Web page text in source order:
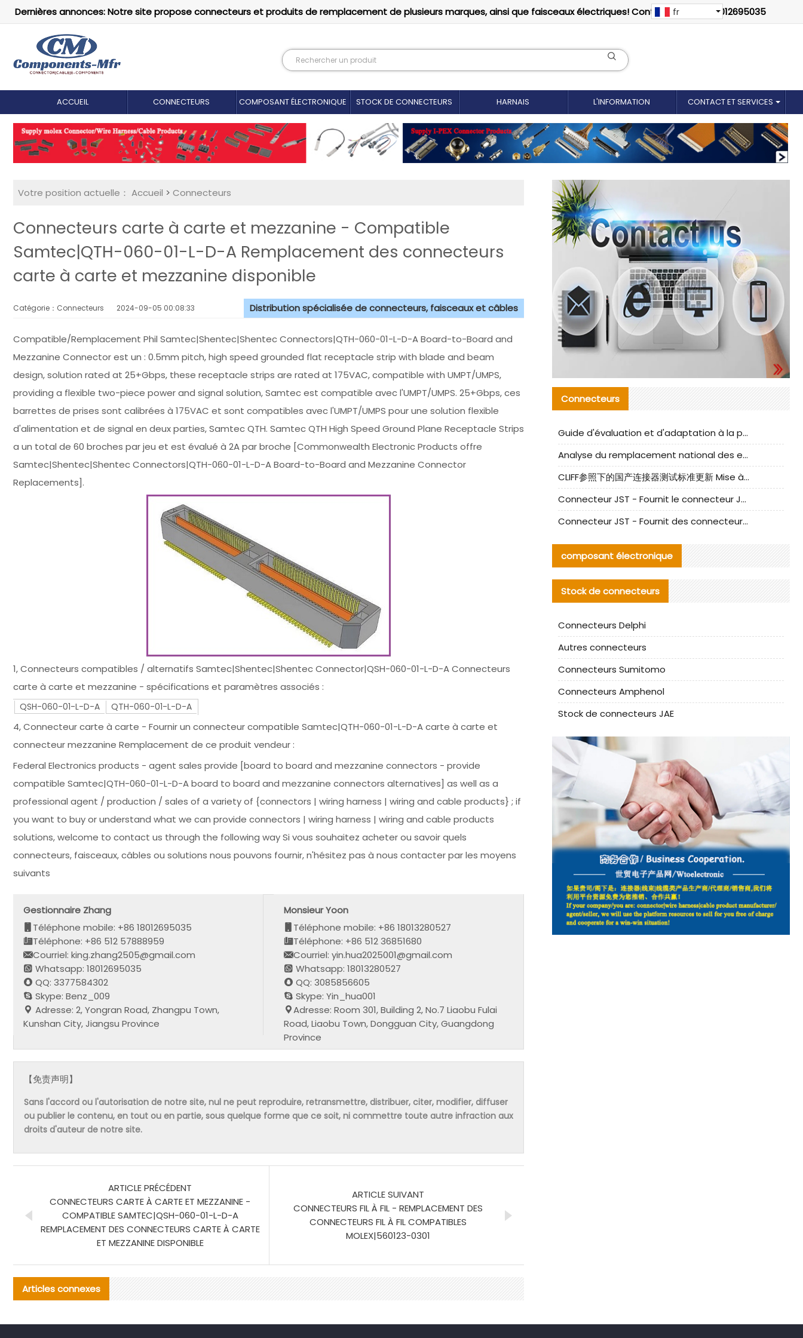
Dernières annonces: Notre site propose connecteurs et produits de remplacement de plusieurs marques, ainsi que faisceaux électriques! Contactez-nous: 18012695035
fr
ACCUEIL CONNECTEURS COMPOSANT ÉLECTRONIQUE STOCK DE CONNECTEURS HARNAIS L'INFORMATION CONTACT ET SERVICES
Votre position actuelle： Accueil > Connecteurs
Connecteurs carte à carte et mezzanine - Compatible
Samtec|QTH-060-01-L-D-A Remplacement des connecteurs
carte à carte et mezzanine disponible
Catégorie：Connecteurs 2024-09-05 00:08:33 Distribution spécialisée de connecteurs, faisceaux et câbles
Compatible/Remplacement Phil Samtec|Shentec|Shentec Connectors|QTH-060-01-L-D-A Board-to-Board and
Mezzanine Connector est un : 0.5mm pitch, high speed grounded flat receptacle strip with blade and beam
design, solution rated at 25+Gbps, these receptacle strips are rated at 175VAC, compatible with UMPT/UMPS,
providing a flexible two-piece power and signal solution, Samtec est compatible avec l'UMPT/UMPS. 25+Gbps, ces
barrettes de prises sont calibrées à 175VAC et sont compatibles avec l'UMPT/UMPS pour une solution flexible
d'alimentation et de signal en deux parties, Samtec QTH. Samtec QTH High Speed Ground Plane Receptacle Strips
a un total de 60 broches par jeu et est évalué à 2A par broche [Commonwealth Electronic Products offre
Samtec|Shentec|Shentec Connectors|QTH-060-01-L-D-A Board-to-Board and Mezzanine Connector
Replacements].
1, Connecteurs compatibles / alternatifs Samtec|Shentec|Shentec Connector|QSH-060-01-L-D-A Connecteurs
carte à carte et mezzanine - spécifications et paramètres associés :
QSH-060-01-L-D-A QTH-060-01-L-D-A
4, Connecteur carte à carte - Fournir un connecteur compatible Samtec|QTH-060-01-L-D-A carte à carte et
connecteur mezzanine Remplacement de ce produit vendeur :
Federal Electronics products - agent sales provide [board to board and mezzanine connectors - provide
compatible Samtec|QTH-060-01-L-D-A board to board and mezzanine connectors alternatives] as well as a
professional agent / production / sales of a variety of {connectors | wiring harness | wiring and cable products} ; if
you want to buy or understand what we can provide connectors | wiring harness | wiring and cable products
solutions, welcome to contact us through the following way Si vous souhaitez acheter ou savoir quels
connecteurs, faisceaux, câbles ou solutions nous pouvons fournir, n'hésitez pas à nous contacter par les moyens
suivants
Gestionnaire Zhang
Téléphone mobile: +86 18012695035
Téléphone: +86 512 57888959
Courriel: king.zhang2505@gmail.com
Whatsapp: 18012695035
QQ: 3377584302
Skype: Benz_009
Adresse: 2, Yongran Road, Zhangpu Town,
Kunshan City, Jiangsu Province
Monsieur Yoon
Téléphone mobile: +86 18013280527
Téléphone: +86 512 36851680
Courriel: yin.hua2025001@gmail.com
Whatsapp: 18013280527
QQ: 3085856605
Skype: Yin_hua001
Adresse: Room 301, Building 2, No.7 Liaobu Fulai
Road, Liaobu Town, Dongguan City, Guangdong
Province
【免责声明】
Sans l'accord ou l'autorisation de notre site, nul ne peut reproduire, retransmettre, distribuer, citer, modifier, diffuser
ou publier le contenu, en tout ou en partie, sous quelque forme que ce soit, ni commettre toute autre infraction aux
droits d'auteur de notre site.
ARTICLE PRÉCÉDENT
CONNECTEURS CARTE À CARTE ET MEZZANINE -
COMPATIBLE SAMTEC|QSH-060-01-L-D-A
REMPLACEMENT DES CONNECTEURS CARTE À CARTE
ET MEZZANINE DISPONIBLE
ARTICLE SUIVANT
CONNECTEURS FIL À FIL - REMPLACEMENT DES
CONNECTEURS FIL À FIL COMPATIBLES
MOLEX|560123-0301
Articles connexes
Connecteurs
Guide d'évaluation et d'adaptation à la production des composants de câbles nationaux CNC Tech
Analyse du remplacement national des ensembles de câbles à fréquence élevée I-PEX
CLIFF参照下的国产连接器测试标准更新 Mise à jour des normes de test des connecteurs nationaux sous la référence CLIFF
Connecteur JST - Fournit le connecteur JST NSHR-02V-S original | Équivalent
Connecteur JST - Fournit des connecteurs JST GHR-09V-S authentiques et des produits de remplacement|
composant électronique
Stock de connecteurs
Connecteurs Delphi
Autres connecteurs
Connecteurs Sumitomo
Connecteurs Amphenol
Stock de connecteurs JAE